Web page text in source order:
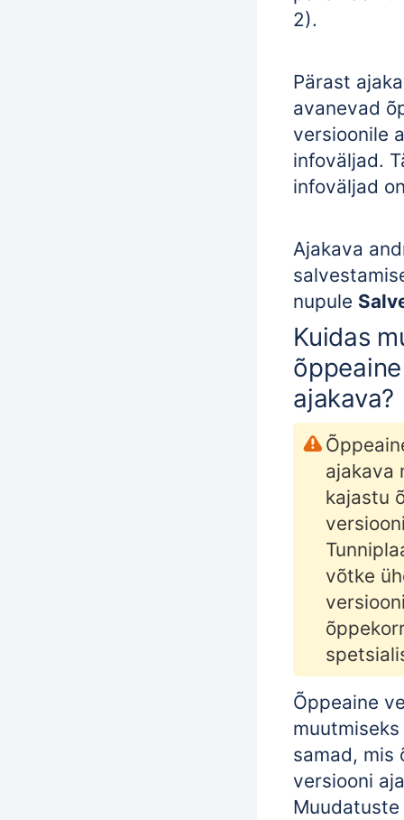
2).
Pärast
avanevad
versioonile
infoväljad.
infoväljad
Ajakava
nupule
Kuidas
ajakava?
ajakava
kajastu
võtke
Õppeaine
samad, mis
versiooni